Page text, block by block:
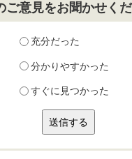
ご意見をお聞かせく
充分だった
分かりやすかった
すぐに見つかった